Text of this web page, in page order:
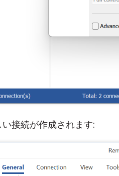
接続が作成されます: